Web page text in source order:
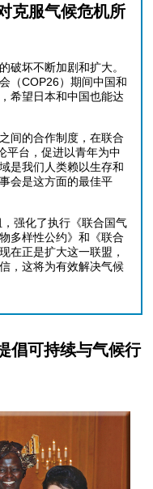
克服气候危机所
破坏不断加剧和扩大。
（COP26）期间中国和
希望日本和中国也能达
间的合作制度，在联合
平台，促进以青年为中
是我们人类赖以生存和
会是这方面的最佳平
强化了执行《联合国气
多样性公约》和《联合
在正是扩大这一联盟，
，这将为有效解决气候
倡可持续与气候行